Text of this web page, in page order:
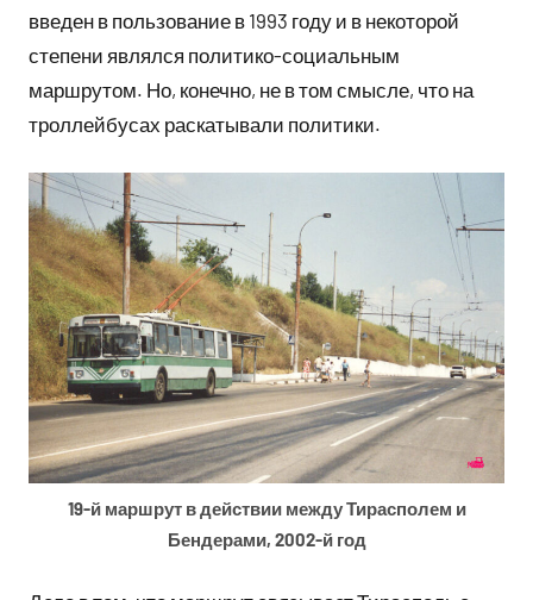
введен в пользование в 1993 году и в некоторой
степени являлся политико-социальным
маршрутом. Но, конечно, не в том смысле, что на
троллейбусах раскатывали политики.
19-й маршрут в действии между Тирасполем и
Бендерами, 2002-й год